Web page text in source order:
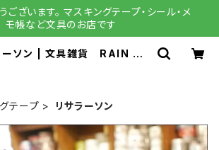
ございます。 マスキングテープ・シール・メ
モ帳など文具のお店です
ーソン | 文具雑貨 RAIN DR
テープ リサラーソン